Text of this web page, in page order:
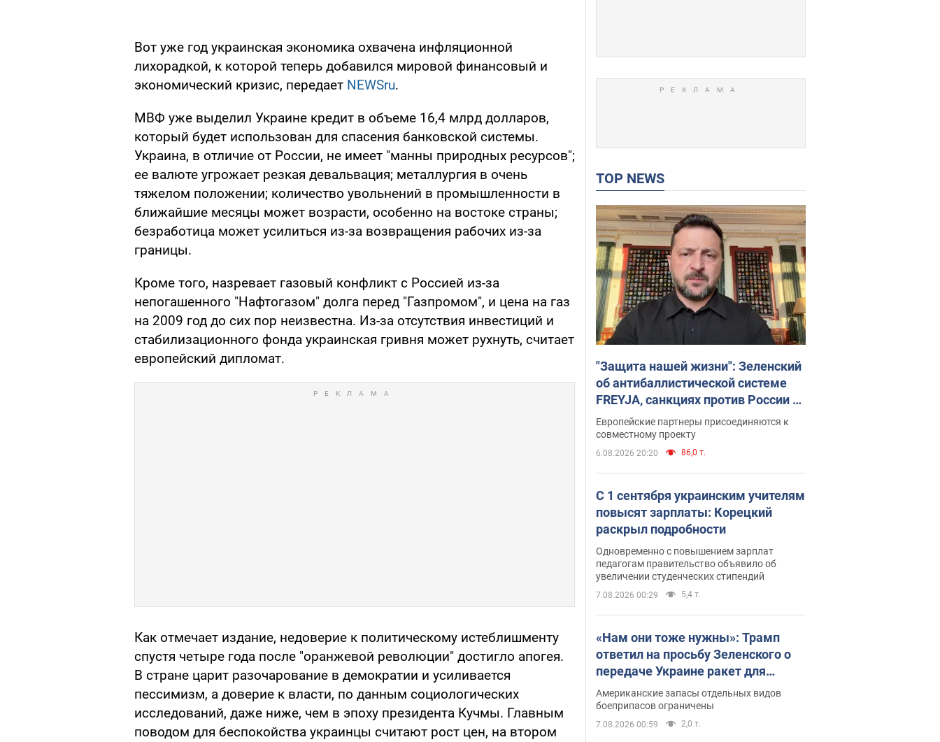
Вот уже год украинская экономика охвачена инфляционной
лихорадкой, к которой теперь добавился мировой финансовый и
экономический кризис, передает NEWSru.
МВФ уже выделил Украине кредит в объеме 16,4 млрд долларов,
который будет использован для спасения банковской системы.
Украина, в отличие от России, не имеет "манны природных ресурсов";
ее валюте угрожает резкая девальвация; металлургия в очень
тяжелом положении; количество увольнений в промышленности в
ближайшие месяцы может возрасти, особенно на востоке страны;
безработица может усилиться из-за возвращения рабочих из-за
границы.
Кроме того, назревает газовый конфликт с Россией из-за
непогашенного "Нафтогазом" долга перед "Газпромом", и цена на газ
на 2009 год до сих пор неизвестна. Из-за отсутствия инвестиций и
стабилизационного фонда украинская гривня может рухнуть, считает
европейский дипломат.
Как отмечает издание, недоверие к политическому истеблишменту
спустя четыре года после "оранжевой революции" достигло апогея.
В стране царит разочарование в демократии и усиливается
пессимизм, а доверие к власти, по данным социологических
исследований, даже ниже, чем в эпоху президента Кучмы. Главным
поводом для беспокойства украинцы считают рост цен, на втором
TOP NEWS
"Защита нашей жизни": Зеленский
об антибаллистической системе
FREYJA, санкциях против России и
поддержке аграриев. Видео
Европейские партнеры присоединяются к
совместному проекту
6.08.2026 20:20 86,0 т.
С 1 сентября украинским учителям
повысят зарплаты: Корецкий
раскрыл подробности
Одновременно с повышением зарплат
педагогам правительство объявило об
увеличении студенческих стипендий
7.08.2026 00:29 5,4 т.
«Нам они тоже нужны»: Трамп
ответил на просьбу Зеленского о
передаче Украине ракет для
Patriot
Американские запасы отдельных видов
боеприпасов ограничены
7.08.2026 00:59 2,0 т.